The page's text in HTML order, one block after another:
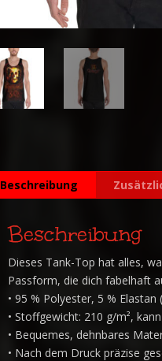
Beschreibung
Beschreibung
Dieses Tank-Top hat alles,
Passform, die dich fabelhaft
• 95 % Polyester, 5 %
• Stoffgewicht: 210 g/m²,
• Bequemes, dehnbares
• Nach dem Druck präzise